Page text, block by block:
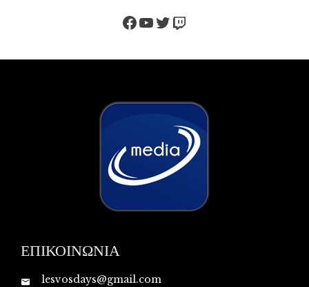
Facebook
YouTube
Twitter
Twitch
ΕΠΙΚΟΙΝΩΝΙΑ
lesvosdays@gmail.com